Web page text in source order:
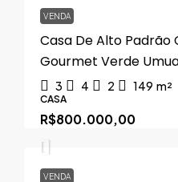
VENDA
Casa De Alto Padrão
Gourmet Verde
3 4 2 149 m²
CASA
R$800.000,00
VENDA